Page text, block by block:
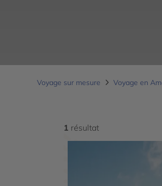
Voyage sur mesure Voyage en
1 résultat